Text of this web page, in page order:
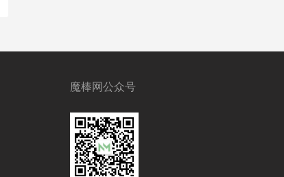
魔棒网公众号